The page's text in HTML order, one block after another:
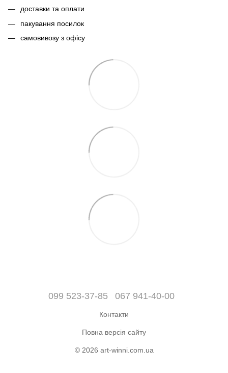
доставки та оплати
пакування посилок
самовивозу з офісу
099 523-37-85 067 941-40-00
Контакти
Повна версія сайту
© 2026 art-winni.com.ua